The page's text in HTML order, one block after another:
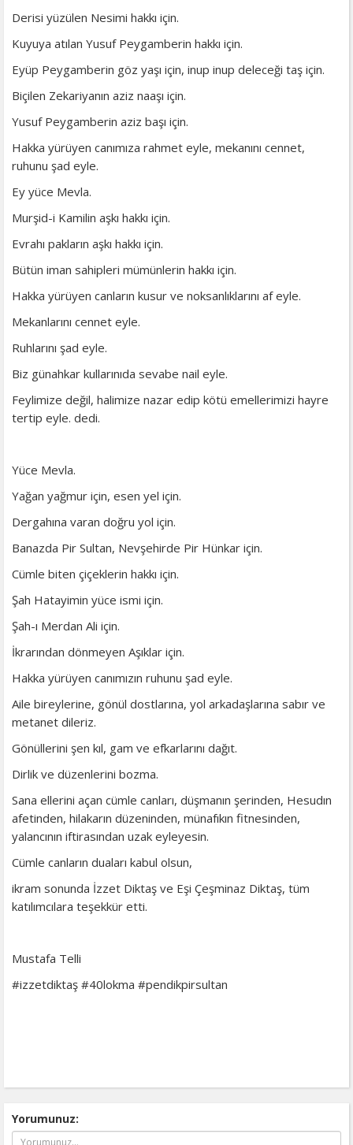
Derisi yüzülen Nesimi hakkı için.
Kuyuya atılan Yusuf Peygamberin hakkı için.
Eyüp Peygamberin göz yaşı için, inup inup deleceği taş için.
Biçilen Zekariyanın aziz naaşı için.
Yusuf Peygamberin aziz başı için.
Hakka yürüyen canımıza rahmet eyle, mekanını cennet,
ruhunu şad eyle.
Ey yüce Mevla.
Murşid-i Kamilin aşkı hakkı için.
Evrahı pakların aşkı hakkı için.
Bütün iman sahipleri mümünlerin hakkı için.
Hakka yürüyen canların kusur ve noksanlıklarını af eyle.
Mekanlarını cennet eyle.
Ruhlarını şad eyle.
Biz günahkar kullarınıda sevabe nail eyle.
Feylimize değil, halimize nazar edip kötü emellerimizi hayre
tertip eyle. dedi.
Yüce Mevla.
Yağan yağmur için, esen yel için.
Dergahına varan doğru yol için.
Banazda Pir Sultan, Nevşehirde Pir Hünkar için.
Cümle biten çiçeklerin hakkı için.
Şah Hatayimin yüce ismi için.
Şah-ı Merdan Ali için.
İkrarından dönmeyen Aşıklar için.
Hakka yürüyen canımızın ruhunu şad eyle.
Aile bireylerine, gönül dostlarına, yol arkadaşlarına sabır ve
metanet dileriz.
Gönüllerini şen kıl, gam ve efkarlarını dağıt.
Dirlik ve düzenlerini bozma.
Sana ellerini açan cümle canları, düşmanın şerinden, Hesudın
afetinden, hilakarın düzeninden, münafıkın fitnesinden,
yalancının iftirasından uzak eyleyesin.
Cümle canların duaları kabul olsun,
ikram sonunda İzzet Diktaş ve Eşi Çeşminaz Diktaş, tüm
katılımcılara teşekkür etti.
Mustafa Telli
#izzetdiktaş #40lokma #pendikpirsultan
Yorumunuz: